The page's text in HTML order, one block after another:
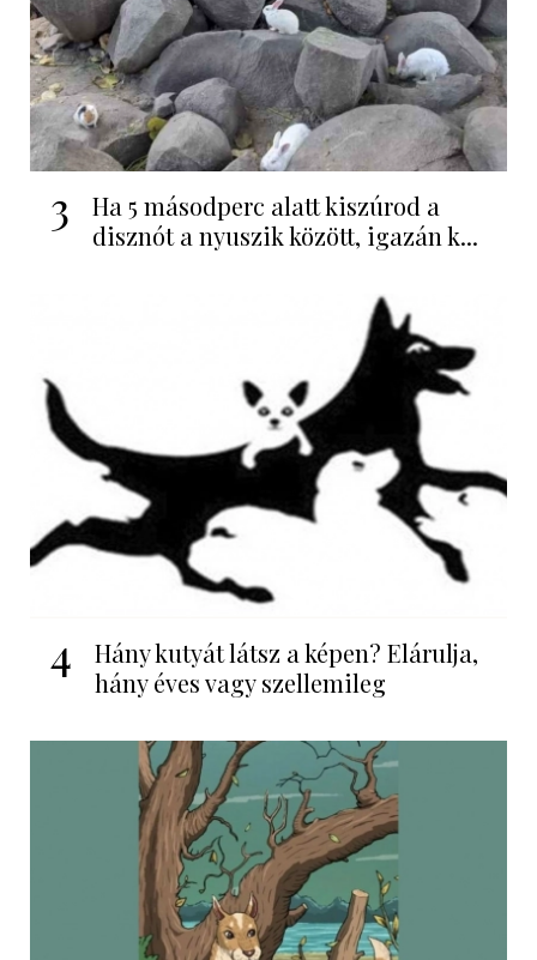
3
Ha 5 másodperc alatt kiszúrod a
disznót a nyuszik között, igazán k...
4
Hány kutyát látsz a képen? Elárulja,
hány éves vagy szellemileg